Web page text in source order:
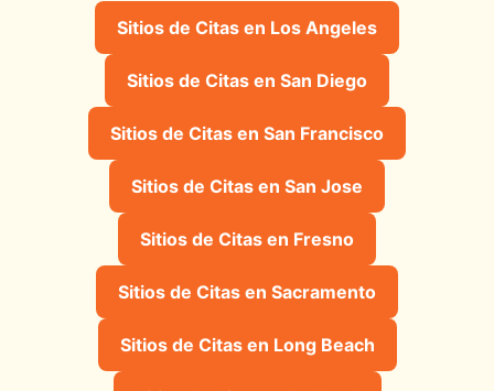
Sitios de Citas en Los Angeles
Sitios de Citas en San Diego
Sitios de Citas en San Francisco
Sitios de Citas en San Jose
Sitios de Citas en Fresno
Sitios de Citas en Sacramento
Sitios de Citas en Long Beach